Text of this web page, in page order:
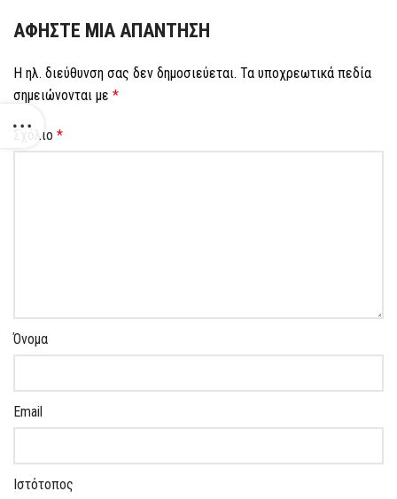
ΑΦΉΣΤΕ ΜΙΑ ΑΠΆΝΤΗΣΗ
Η ηλ. διεύθυνση σας δεν δημοσιεύεται. Τα υποχρεωτικά πεδία
σημειώνονται με *
Σχόλιο *
Όνομα
Email
Ιστότοπος